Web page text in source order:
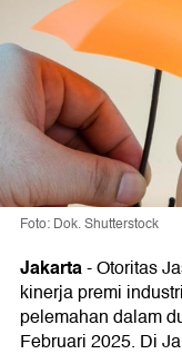
Foto: Dok. Shutterstock
Jakarta-Otoritas
kinerja premi
pelemahan dalam
Februari 2025. Di